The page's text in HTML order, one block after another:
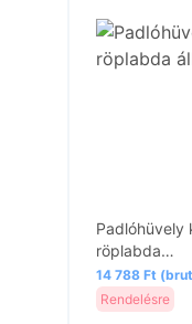
Padlóhüvely
röplabda…
14 788 Ft
Rendelésre